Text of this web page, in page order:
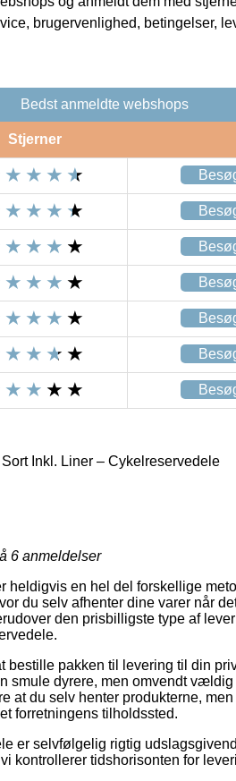
brugervenlighed, betingelser,
Bedst anmeldte webshops
Stjerner
Inkl. Liner – Cykelreservedele
6 anmeldelser
heldigvis en hel del forskellige
du selv afhenter dine varer når
den prisbilligste type af
bestille pakken til levering til din
smule dyrere, men omvendt
at du selv henter produkterne,
forretningens tilholdssted.
er selvfølgelig rigtig
kontrollerer tidshorisonten for